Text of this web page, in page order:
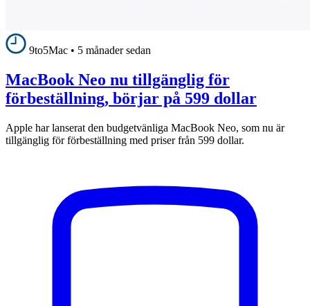
9to5Mac • 5 månader sedan
MacBook Neo nu tillgänglig för
förbeställning, börjar på 599 dollar
Apple har lanserat den budgetvänliga MacBook Neo, som nu är
tillgänglig för förbeställning med priser från 599 dollar.